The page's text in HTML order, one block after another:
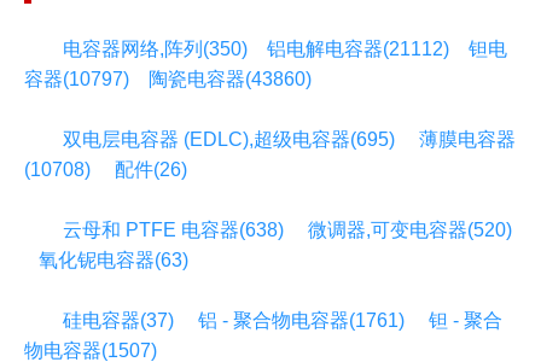
电容器网络,阵列(350) 铝电解电容器(21112)
钽电
容器(10797)
陶瓷电容器(43860)
双电层电容器 (EDLC),超级电容器(695)
薄膜电容器
(10708)
配件(26)
云母和 PTFE 电容器(638)
微调器,可变电容器(520)
氧化铌电容器(63)
硅电容器(37) 铝 - 聚合物电容器(1761)
钽 - 聚合
物电容器(1507)